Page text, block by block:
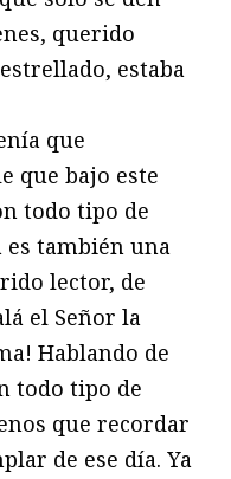
querido
estaba
que
que bajo este
todo tipo de
es también una
lector, de
el Señor la
Hablando de
todo tipo de
que recordar
de ese día. Ya